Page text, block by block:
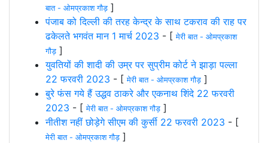
बात - ओमप्रकाश गौड़ ]
पंजाब को दिल्ली की तरह केन्द्र के साथ टकराव की राह पर
ढकेलते भगवंत मान 1 मार्च 2023 - [मेरी बात - ओमप्रकाश
गौड़ ]
युवतियों की शादी की उम्र पर सुप्रीम कोर्ट ने झाड़ा पल्ला
22 फरवरी 2023 - [मेरी बात - ओमप्रकाश गौड़ ]
बुरे फंस गये हैं उद्धव ठाकरे और एकनाथ शिंदे 22 फरवरी
2023 - [मेरी बात - ओमप्रकाश गौड़ ]
नीतीश नहीं छोड़ेगे सीएम की कुर्सी 22 फरवरी 2023 - [
मेरी बात - ओमप्रकाश गौड़ ]